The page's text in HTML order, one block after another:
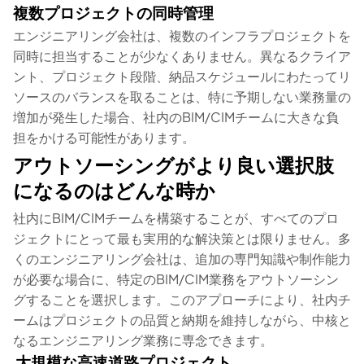
複数プロジェクトの同時管理
エンジニアリング会社は、複数のインフラプロジェクトを
同時に担当することが少なくありません。異なるクライア
ント、プロジェクト段階、納品スケジュールにわたってリ
ソースのバランスを取ることは、特に予期しない業務量の
増加が発生した場合、社内のBIM/CIMチームに大きな負
担をかける可能性があります。
アウトソーシングがより良い選択肢
になるのはどんな時か
社内にBIM/CIMチームを構築することが、すべてのプロ
ジェクトにとって最も実用的な解決策とは限りません。多
くのエンジニアリング会社は、追加の専門知識や制作能力
が必要な場合に、特定のBIM/CIM業務をアウトソーシン
グすることを選択します。このアプローチにより、社内チ
ームはプロジェクトの品質と納期を維持しながら、中核と
なるエンジニアリング業務に専念できます。